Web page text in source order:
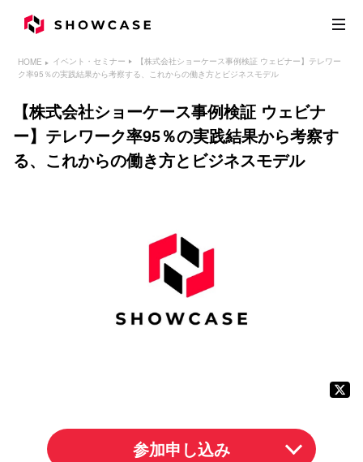
HOME イベント・セミナー
【株式会社ショーケース事例検証 ウェビナー】テレワー
ク率95％の実践結果から考察する、これからの働き方とビジネスモデル
【株式会社ショーケース事例検証 ウェビナ
ー】テレワーク率95％の実践結果から考察す
る、これからの働き方とビジネスモデル
参加申し込み